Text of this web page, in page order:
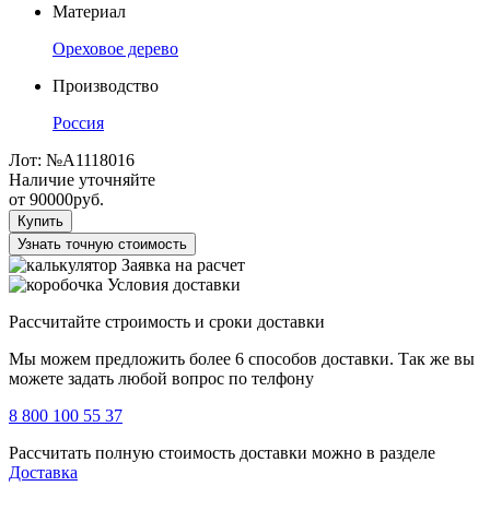
Материал
Ореховое дерево
Производство
Россия
Лот: №А1118016
Наличие уточняйте
от 90000руб.
Купить
Узнать точную стоимость
Заявка на расчет
Условия доставки
Рассчитайте строимость и сроки доставки
Мы можем предложить более 6 способов доставки. Так же вы
можете задать любой вопрос по телфону
8 800 100 55 37
Рассчитать полную стоимость доставки можно в разделе
Доставка